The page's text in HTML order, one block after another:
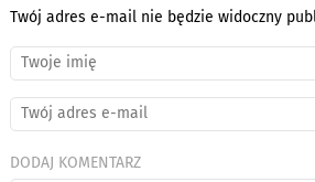
Twój adres e-mail nie będzie widoczny
DODAJ KOMENTARZ